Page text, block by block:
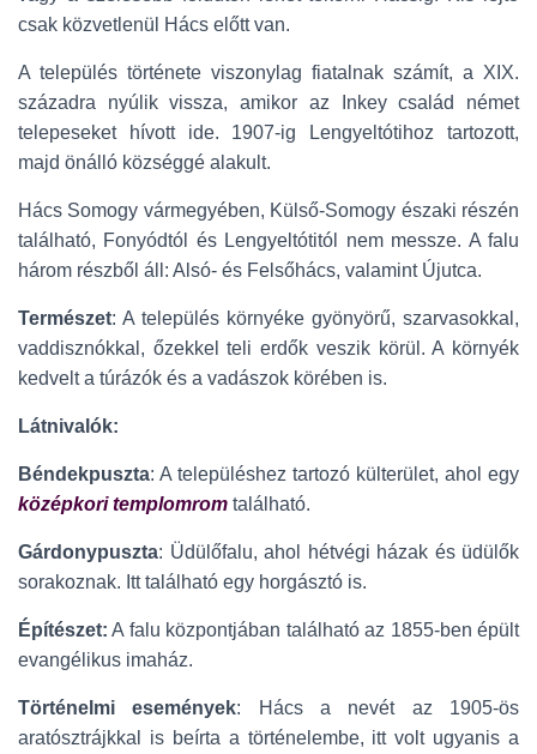
csak közvetlenül Hács előtt van.
A település története viszonylag fiatalnak számít, a XIX.
századra nyúlik vissza, amikor az Inkey család német
telepeseket hívott ide. 1907-ig Lengyeltótihoz tartozott,
majd önálló községgé alakult.
Hács Somogy vármegyében, Külső-Somogy északi részén
található, Fonyódtól és Lengyeltótitól nem messze. A falu
három részből áll: Alsó- és Felsőhács, valamint Újutca.
Természet: A település környéke gyönyörű, szarvasokkal,
vaddisznókkal, őzekkel teli erdők veszik körül. A környék
kedvelt a túrázók és a vadászok körében is.
Látnivalók:
Béndekpuszta: A településhez tartozó külterület, ahol egy
középkori templomrom található.
Gárdonypuszta: Üdülőfalu, ahol hétvégi házak és üdülők
sorakoznak. Itt található egy horgásztó is.
Építészet: A falu központjában található az 1855-ben épült
evangélikus imaház.
Történelmi események: Hács a nevét az 1905-ös
aratósztrájkkal is beírta a történelembe, itt volt ugyanis a